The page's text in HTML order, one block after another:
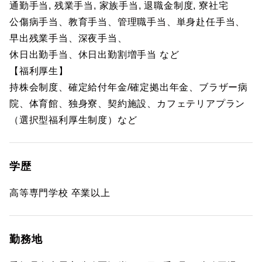
通勤手当, 残業手当, 家族手当, 退職金制度, 寮社宅
公傷病手当、教育手当、管理職手当、単身赴任手当、
早出残業手当、深夜手当、
休日出勤手当、休日出勤割増手当 など
【福利厚生】
持株会制度、確定給付年金/確定拠出年金、ブラザー病
院、体育館、独身寮、契約施設、カフェテリアプラン
（選択型福利厚生制度）など
学歴
高等専門学校 卒業以上
勤務地